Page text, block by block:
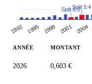
1992 1995 1998 2001 2004
Split 6:5Split 5:4
ANNÉE MONTANT
2026 0,603 €